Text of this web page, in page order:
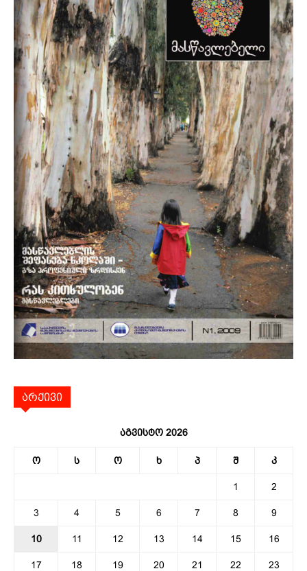
არქივი
აგვისტო 2026
ო ს ო ხ პ შ კ
1 2
3 4 5 6 7 8 9
10 11 12 13 14 15 16
17 18 19 20 21 22 23